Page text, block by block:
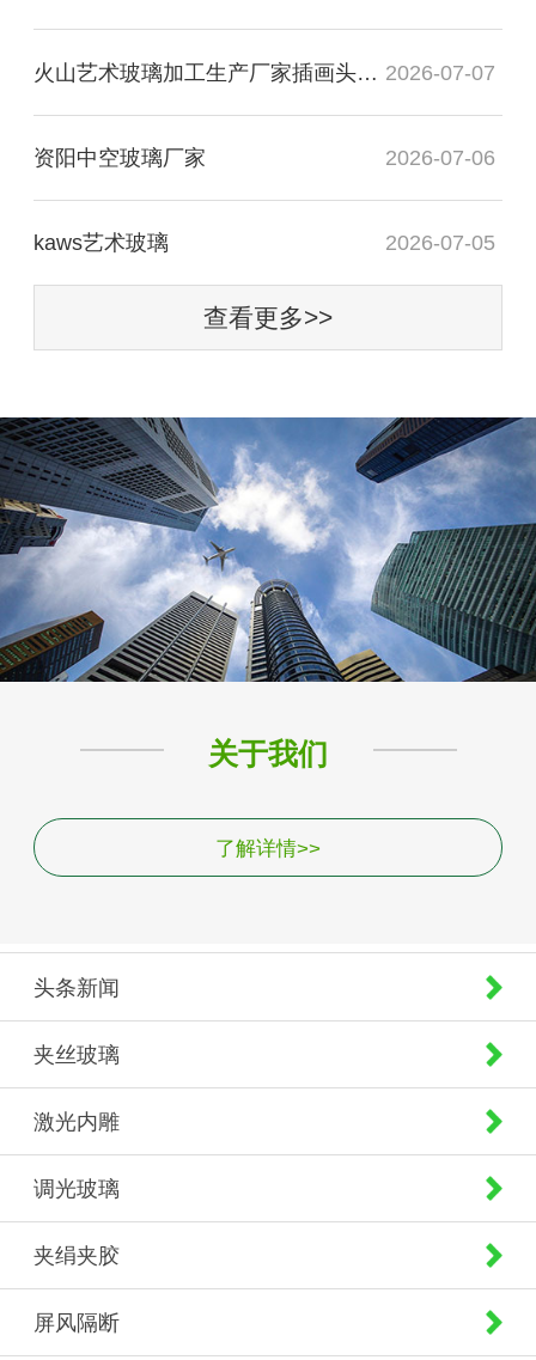
火山艺术玻璃加工生产厂家插画头像图 2026-07-07
资阳中空玻璃厂家 2026-07-06
kaws艺术玻璃 2026-07-05
查看更多>>
关于我们
了解详情>>
头条新闻
夹丝玻璃
激光内雕
调光玻璃
夹绢夹胶
屏风隔断